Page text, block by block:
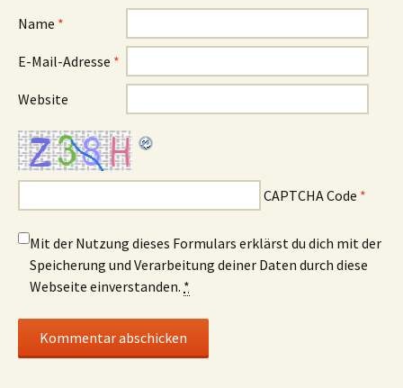
Name *
E-Mail-Adresse *
Website
CAPTCHA Code *
Mit der Nutzung dieses Formulars erklärst du dich mit der
Speicherung und Verarbeitung deiner Daten durch diese
Webseite einverstanden. *